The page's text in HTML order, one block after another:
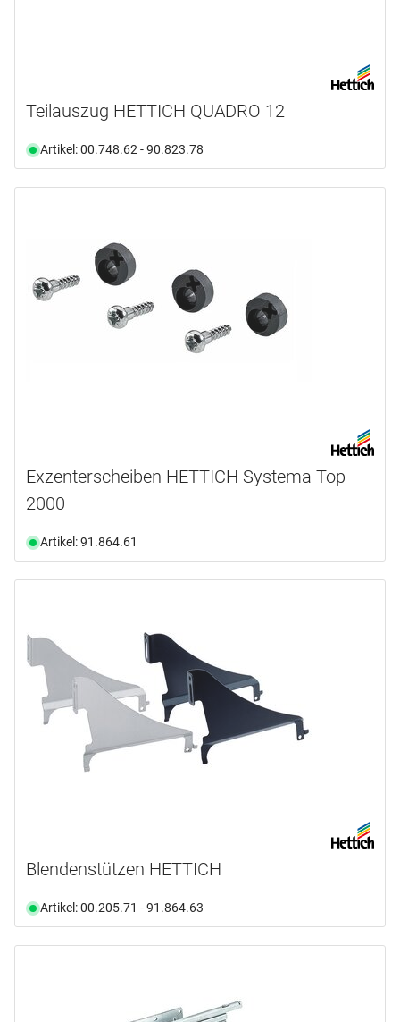
Teilauszug HETTICH QUADRO 12
Artikel: 00.748.62 - 90.823.78
Exzenterscheiben HETTICH Systema Top
2000
Artikel: 91.864.61
Blendenstützen HETTICH
Artikel: 00.205.71 - 91.864.63